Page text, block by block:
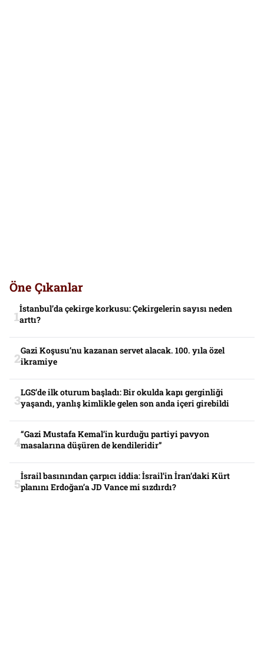
Öne Çıkanlar
İstanbul’da çekirge korkusu: Çekirgelerin sayısı neden
arttı?
Gazi Koşusu’nu kazanan servet alacak. 100. yıla özel
ikramiye
LGS’de ilk oturum başladı: Bir okulda kapı gerginliği
yaşandı, yanlış kimlikle gelen son anda içeri girebildi
“Gazi Mustafa Kemal’in kurduğu partiyi pavyon
masalarına düşüren de kendileridir”
İsrail basınından çarpıcı iddia: İsrail’in İran’daki Kürt
planını Erdoğan’a JD Vance mi sızdırdı?